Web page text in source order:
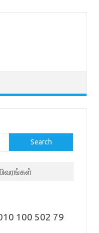
Search
100 502 79